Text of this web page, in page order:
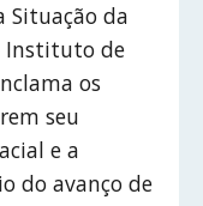
Situação da
Instituto de
os
seu
e a
do avanço de